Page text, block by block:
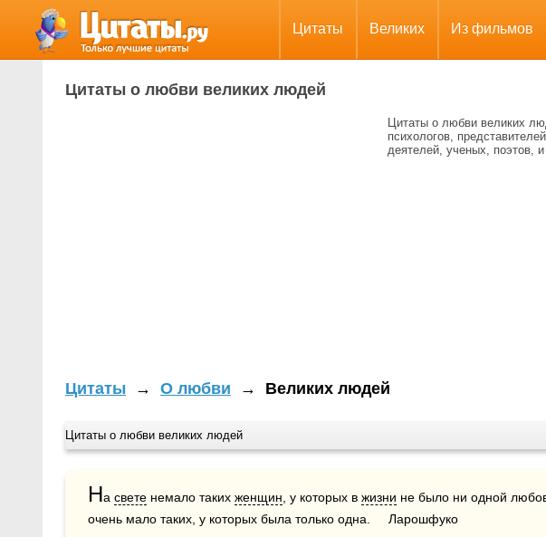
Цитаты Великих Из фильмов
Цитаты о любви великих людей
Цитаты о любви великих
психологов,
деятелей, ученых, поэтов,
Цитаты → О любви → Великих людей
Цитаты о любви великих людей
На свете немало таких женщин , у которых в жизни не было ни одной
очень мало таких, у которых была только одна.     Ларошфуко